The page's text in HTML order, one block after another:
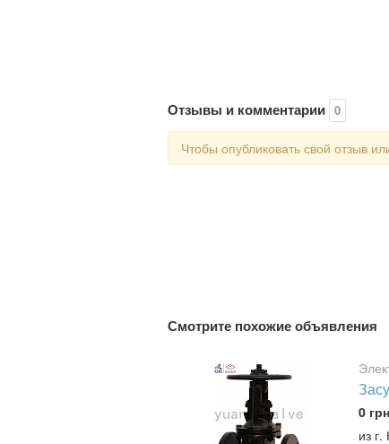
Отзывы и комментарии 0
Чтобы опубликовать свой отзыв
Смотрите похожие объявления
0
из